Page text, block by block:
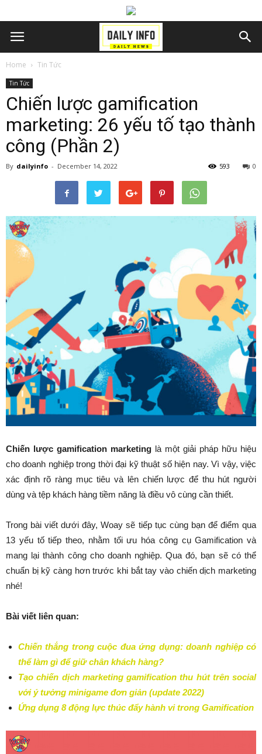
Home Tin Tức
Tin Tức
Chiến lược gamification
marketing: 26 yếu tố tạo thành
công (Phần 2)
By dailyinfo - December 14, 2022 0
593
Chiến lược gamification marketing là một giải pháp hữu hiệu
cho doanh nghiệp trong thời đại kỹ thuật số hiện nay. Vì vậy, việc
xác định rõ ràng mục tiêu và lên chiến lược để thu hút người
dùng và tệp khách hàng tiềm năng là điều vô cùng cần thiết.
Trong bài viết dưới đây, Woay sẽ tiếp tục cùng bạn để điểm qua
13 yếu tố tiếp theo, nhằm tối ưu hóa công cụ Gamification và
mang lại thành công cho doanh nghiệp. Qua đó, bạn sẽ có thể
chuẩn bị kỹ càng hơn trước khi bắt tay vào chiến dịch marketing
nhé!
Bài viết liên quan:
Chiến thắng trong cuộc đua ứng dụng: doanh nghiệp có
thể làm gì để giữ chân khách hàng?
Tạo chiến dịch marketing gamification thu hút trên social
với ý tưởng minigame đơn giản (update 2022)
Ứng dụng 8 động lực thúc đẩy hành vi trong Gamification